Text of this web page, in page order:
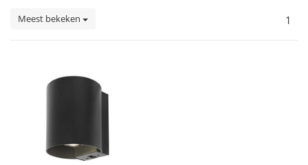
Meest bekeken 1